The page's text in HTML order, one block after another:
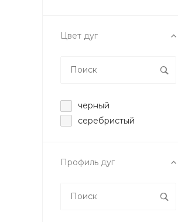
Цвет дуг
черный
серебристый
Профиль дуг